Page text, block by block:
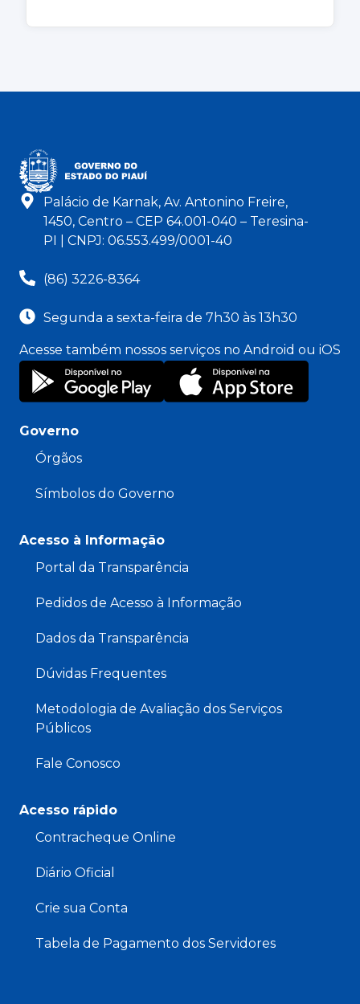
Palácio de Karnak, Av. Antonino Freire,
1450, Centro – CEP 64.001-040 – Teresina-
PI | CNPJ: 06.553.499/0001-40
(86) 3226-8364
Segunda a sexta-feira de 7h30 às 13h30
Acesse também nossos serviços no Android ou iOS
Governo
Órgãos
Símbolos do Governo
Acesso à Informação
Portal da Transparência
Pedidos de Acesso à Informação
Dados da Transparência
Dúvidas Frequentes
Metodologia de Avaliação dos Serviços
Públicos
Fale Conosco
Acesso rápido
Contracheque Online
Diário Oficial
Crie sua Conta
Tabela de Pagamento dos Servidores